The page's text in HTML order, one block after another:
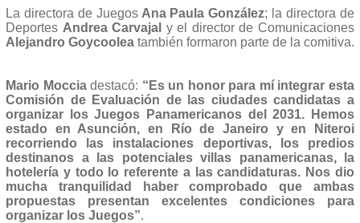
La directora de JuegosAna Paula González; la directora de
Deportes Andrea Carvajal y el director de Comunicaciones
Alejandro Goycoolea también formaron parte de la comitiva.
Mario Mocciadestacó: “Es un honor para mí integrar esta
Comisión de Evaluación de las ciudades candidatas a
organizar los Juegos Panamericanos del 2031. Hemos
estado en Asunción, en Río de Janeiro y en Niteroi
recorriendo las instalaciones deportivas, los predios
destinanos a las potenciales villas panamericanas, la
hotelería y todo lo referente a las candidaturas. Nos dio
mucha tranquilidad haber comprobado que ambas
propuestas presentan excelentes condiciones para
organizar los Juegos”.